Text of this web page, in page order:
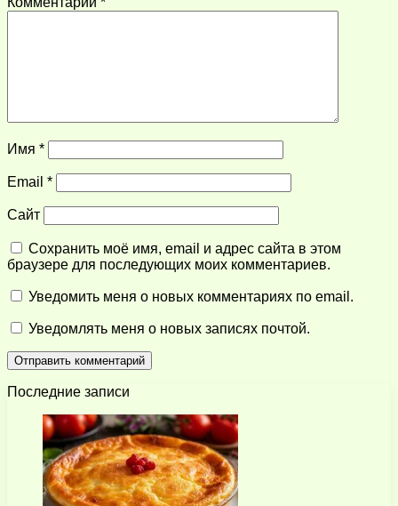
Имя *
Email *
Сайт
Сохранить моё имя, email и адрес сайта в этом
браузере для последующих моих комментариев.
Уведомить меня о новых комментариях по email.
Уведомлять меня о новых записях почтой.
Последние записи